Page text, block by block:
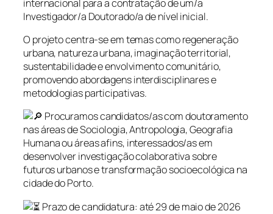
internacional para a contratação de um/a
Investigador/a Doutorado/a de nível inicial.
O projeto centra-se em temas como regeneração
urbana, natureza urbana, imaginação territorial,
sustentabilidade e envolvimento comunitário,
promovendo abordagens interdisciplinares e
metodologias participativas.
Procuramos candidatos/as com doutoramento
nas áreas de Sociologia, Antropologia, Geografia
Humana ou áreas afins, interessados/as em
desenvolver investigação colaborativa sobre
futuros urbanos e transformação socioecológica na
cidade do Porto.
Prazo de candidatura: até 29 de maio de 2026